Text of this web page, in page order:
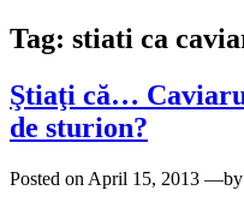
Tag: stiati ca
Ştiaţi că…
de sturion?
Posted on April 15, 2013 —by